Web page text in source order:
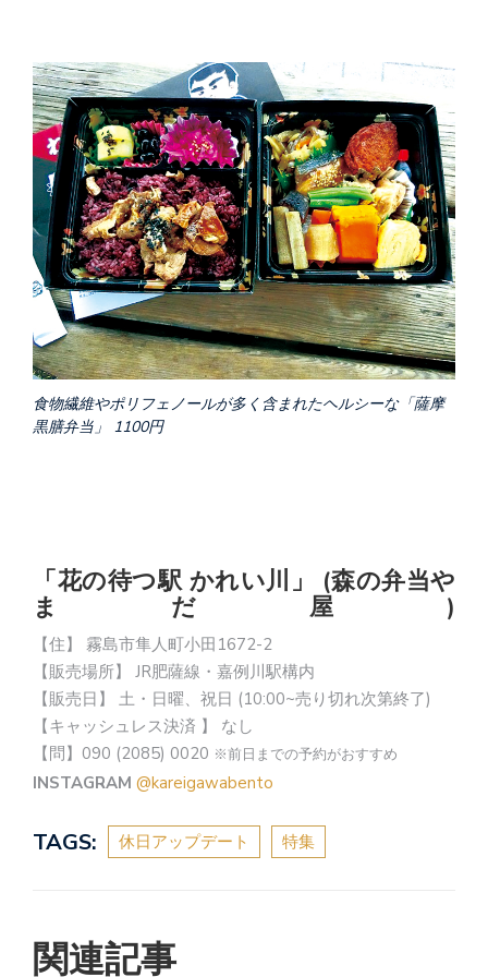
食物繊維やポリフェノールが多く含まれたヘルシーな「薩摩
黒膳弁当」 1100円
「花の待つ駅 かれい川」 (森の弁当や
まだ屋)
【住】 霧島市隼人町小田1672-2
【販売場所】 JR肥薩線・嘉例川駅構内
【販売日】 土・日曜、祝日 (10:00~売り切れ次第終了)
【キャッシュレス決済 】 なし
【問】090 (2085) 0020 ※前日までの予約がおすすめ
INSTAGRAM @kareigawabento
TAGS: 休日アップデート 特集
関連記事